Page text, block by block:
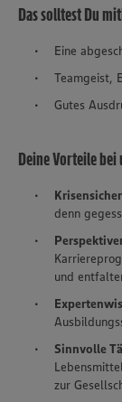
Das solltest Du
Eine
Teamgeist,
Gutes
Deine Vorteile bei
denn
und
Sinnvolle
zur